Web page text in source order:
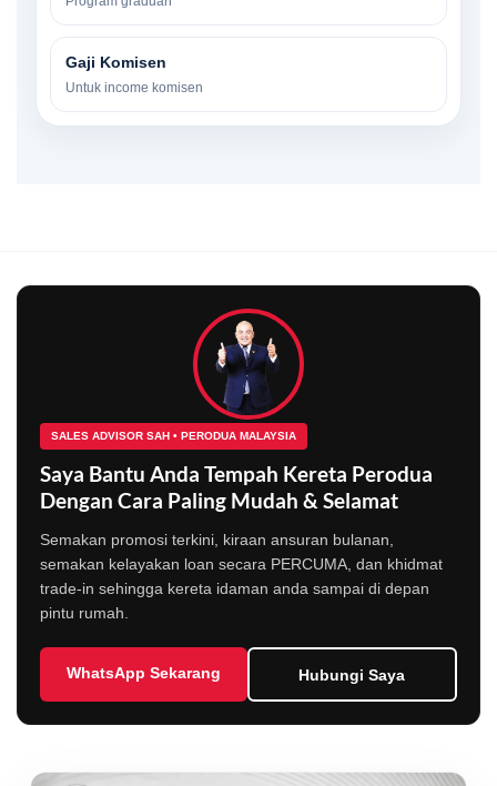
Gaji Komisen
Untuk income komisen
SALES ADVISOR SAH • PERODUA MALAYSIA
Saya Bantu Anda Tempah Kereta Perodua
Dengan Cara Paling Mudah & Selamat
Semakan promosi terkini, kiraan ansuran bulanan,
semakan kelayakan loan secara PERCUMA, dan khidmat
trade-in sehingga kereta idaman anda sampai di depan
pintu rumah.
WhatsApp Sekarang Hubungi Saya